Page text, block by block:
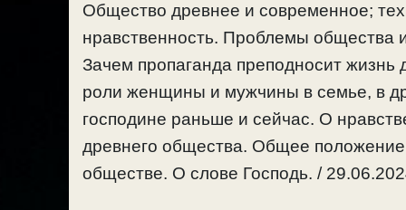
Общество древнее и современное;
нравственность. Проблемы
Зачем пропаганда преподносит
роли женщины и мужчины в семье, в
господине раньше и сейчас. О
древнего общества. Общее
обществе. О слове Господь. /